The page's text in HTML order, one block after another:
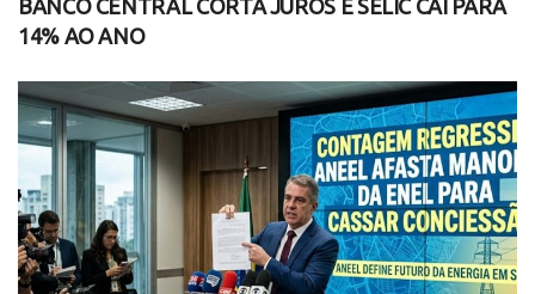
BANCO CENTRAL CORTA JUROS E SELIC CAI PARA
14% AO ANO